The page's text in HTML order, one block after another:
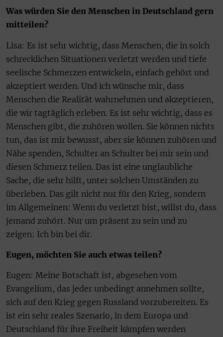
Was würden Sie den Menschen in Deutschland gern
mitteilen?
Lisa: Es ist sehr wichtig, dass Menschen, die in solch
schrecklichen Situationen verletzt werden und tiefe
seelische Schmerzen entwickeln, einfach gehört und
akzeptiert werden. Und ich wünsche mir, dass
Menschen die Realität wahrnehmen und akzeptieren,
die wir tagtäglich erleben. Es ist sehr wichtig, dass es
Menschen gibt, die zuhören wollen. Sie können nichts
tun, das ist mir bewusst, aber sie können zuhören und
Nähe spenden, Schulter an Schulter bei mir sein und
diesen Schmerz teilen. Das ist eine unglaubliche
Sache, die sehr hilft, unter solchen Umständen zu
überleben. Das gilt nicht nur für den Krieg, sondern
im Allgemeinen: Wenn du verletzt bist, willst du, dass
jemand zuhört. Nur um präsent zu sein und zu
zeigen: Ich bin bei dir.
Eugen, möchten Sie auch etwas teilen?
Eugen: Meine Botschaft ist, abgesehen vom
Evangelium, das jeder unbedingt annehmen sollte,
sich auf den Krieg gegen Russland vorzubereiten. Es
ist ein sehr reales Szenario, in dem Europa und
Deutschland für ihre Freiheit kämpfen werden